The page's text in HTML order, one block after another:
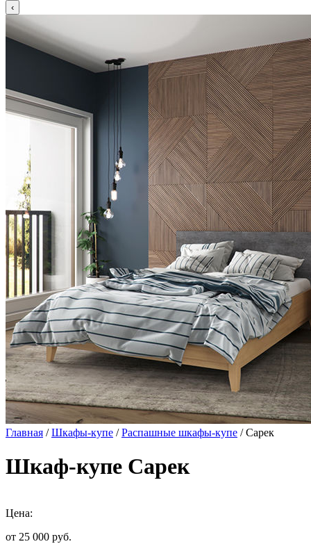
Главная /Шкафы-купе /Распашные шкафы-купе / Сарек
Шкаф-купе Сарек
Цена:
от 25 000 руб.